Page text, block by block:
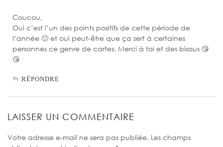
Coucou,
Oui c’est l’un des points positifs de cette période de
l’année 🙂 et oui peut-être que ça sert à certaines
personnes ce genre de cartes. Merci à toi et des bisous 😘
😘
RÉPONDRE
LAISSER UN COMMENTAIRE
Votre adresse e-mail ne sera pas publiée. Les champs